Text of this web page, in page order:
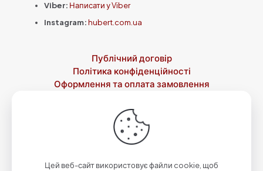
Viber: Написати у Viber
Instagram:hubert.com.ua
Публічний договір
Політика конфіденційності
Оформлення та оплата замовлення
Контакти
© 2023-2026 Зброярня святого Губерта by
Цей веб-сайт використовує файли cookie, щоб